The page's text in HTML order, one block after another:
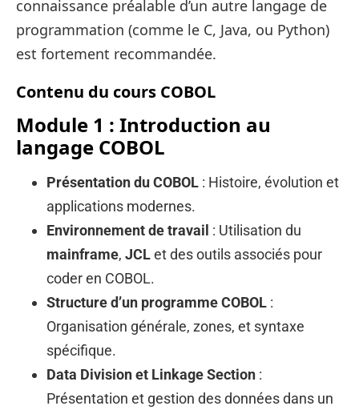
connaissance préalable d’un autre langage de
programmation (comme le C, Java, ou Python)
est fortement recommandée.
Contenu du cours COBOL
Module 1 : Introduction au
langage COBOL
Présentation du COBOL : Histoire, évolution et
applications modernes.
Environnement de travail : Utilisation du
mainframe, JCLet des outils associés pour
coder en COBOL.
Structure d’un programme COBOL :
Organisation générale, zones, et syntaxe
spécifique.
Data Division et Linkage Section :
Présentation et gestion des données dans un